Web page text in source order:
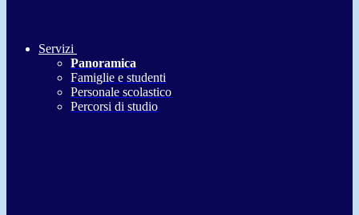
Servizi
Panoramica
Famiglie e studenti
Personale scolastico
Percorsi di studio